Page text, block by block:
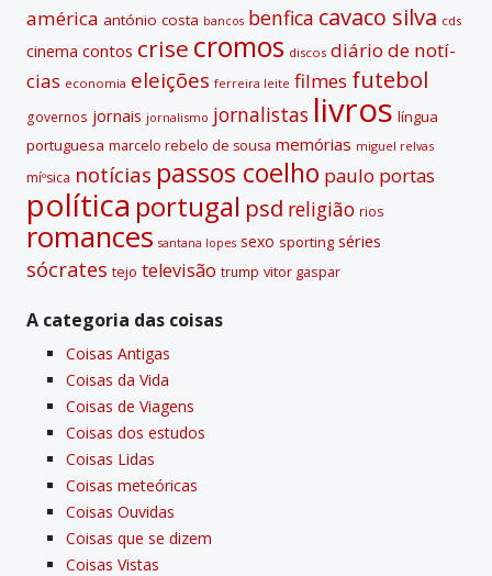
américa antónio costa bancos benfica cavaco silva cds
cinema contos crise cromos discos diário de notí­
cias economia eleições ferreira leite filmes futebol
governos jornais jornalismo jornalistas livros lí­ngua
portuguesa marcelo rebelo de sousa memórias miguel relvas
míºsica notí­cias passos coelho paulo portas
polí­tica portugal psd religião rios
romances santana lopes sexo sporting séries
sócrates tejo televisão trump vitor gaspar
A categoria das coisas
Coisas Antigas
Coisas da Vida
Coisas de Viagens
Coisas dos estudos
Coisas Lidas
Coisas meteóricas
Coisas Ouvidas
Coisas que se dizem
Coisas Vistas